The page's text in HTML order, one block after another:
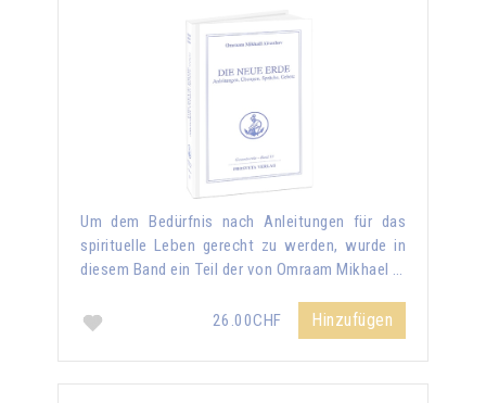
Um dem Bedürfnis nach Anleitungen für das
spirituelle Leben gerecht zu werden, wurde in
diesem Band ein Teil der von Omraam Mikhael …
26.00CHF Hinzufügen